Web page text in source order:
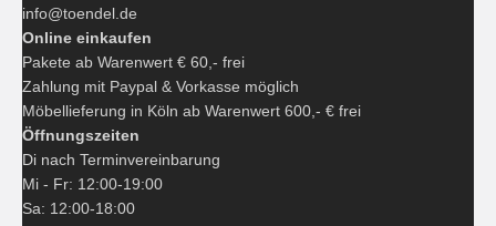
info@toendel.de
Online einkaufen
Pakete ab Warenwert € 60,- frei
Zahlung mit Paypal & Vorkasse möglich
Möbellieferung in Köln ab Warenwert 600,- € frei
Öffnungszeiten
Di nach Terminvereinbarung
Mi - Fr: 12:00-19:00
Sa: 12:00-18:00